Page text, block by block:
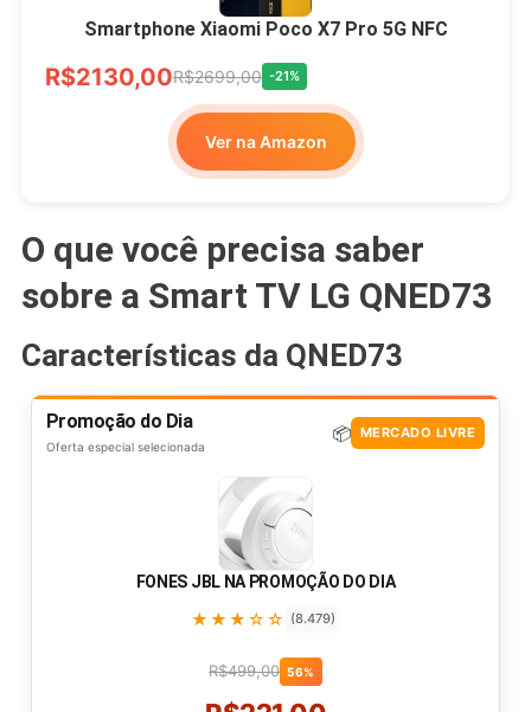
Smartphone Xiaomi Poco X7 Pro 5G NFC
R$2130,00R$2699,00 -21%
Ver na Amazon
O que você precisa saber
sobre a Smart TV LG QNED73
Características da QNED73
Promoção do Dia
Oferta especial selecionada
📦 MERCADO LIVRE
FONES JBL NA PROMOÇÃO DO DIA
★★★☆☆ (8.479)
R$499,00 56%